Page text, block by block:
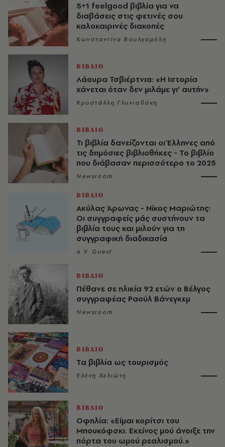
5+1 feelgood βιβλία για να
διαβάσεις στις φετινές σου
καλοκαιρινές διακοπές
Κωνσταντίνα Βουλγαρέλη
ΒΙΒΛΙΟ
Λάουρα Τσβιέρτνια: «Η Ιστορία
χάνεται όταν δεν μιλάμε γι’ αυτήν»
Κρυστάλλη Γλυνιαδάκη
ΒΙΒΛΙΟ
Τι βιβλία δανείζονται οι Έλληνες από
τις δημόσιες βιβλιοθήκες - Το βιβλίο
που διάβασαν περισσότερο το 2025
Newsroom
ΒΙΒΛΙΟ
Ακύλας Άρωνας - Νίκος Μαριώτης:
Οι συγγραφείς μάς συστήνουν τα
βιβλία τους και μιλούν για τη
συγγραφική διαδικασία
A.V. Guest
ΒΙΒΛΙΟ
Πέθανε σε ηλικία 92 ετών ο Βέλγος
συγγραφέας Ραούλ Βάνεγκεμ
Newsroom
ΒΙΒΛΙΟ
Τα βιβλία ως τουρισμός
Ελένη Χελιώτη
ΒΙΒΛΙΟ
Οφηλία: «Είμαι κορίτσι του
Μπουκόφσκι. Εκείνος μού άνοιξε την
πόρτα του ωμού ρεαλισμού.»